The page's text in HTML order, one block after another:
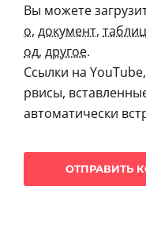
Вы можете
о, документ,
од, другое.
Ссылки на
рвисы,
автоматически